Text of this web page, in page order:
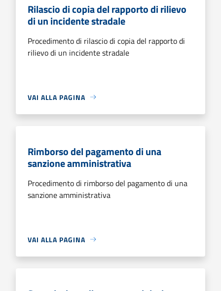
Rilascio di copia del rapporto di rilievo
di un incidente stradale
Procedimento di rilascio di copia del rapporto di
rilievo di un incidente stradale
VAI ALLA PAGINA
Rimborso del pagamento di una
sanzione amministrativa
Procedimento di rimborso del pagamento di una
sanzione amministrativa
VAI ALLA PAGINA